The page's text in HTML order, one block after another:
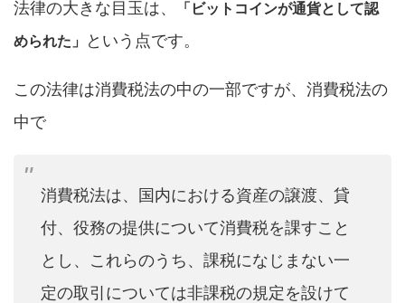
法律の大きな目玉は、
「ビットコインが通貨として認
められた」 という点です。
この法律は消費税法の中の一部ですが、消費税法の
中で
消費税法は、国内における資産の譲渡、貸
付、役務の提供について消費税を課すこと
とし、これらのうち、課税になじまない一
定の取引については非課税の規定を設けて